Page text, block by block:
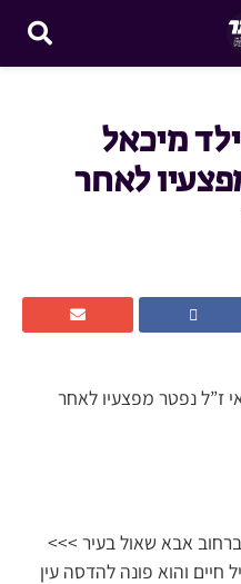
מיכאל
לאחר
ז”ל נפטר מפצעיו לאחר
ברחוב אבא שאול בעיר >>>
חיים והוא פונה להדסה עין